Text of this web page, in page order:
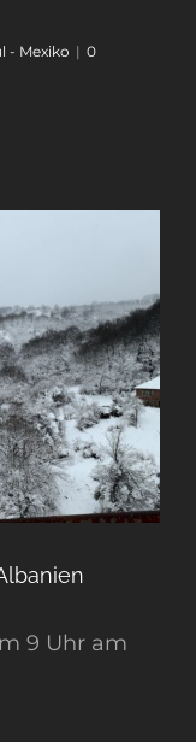
- Mexiko | 0
9 Uhr am